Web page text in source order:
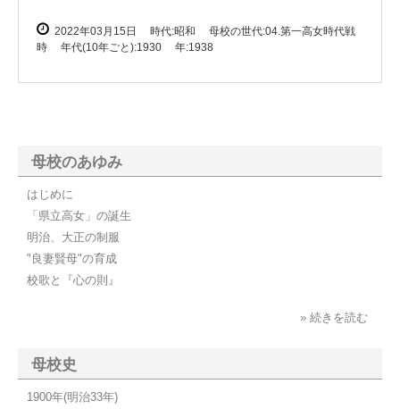
2022年03月15日 時代:昭和
母校の世代:04.第一高女時代戦
時
年代(10年ごと):1930 年:1938
母校のあゆみ
はじめに
「県立高女」の誕生
明治、大正の制服
"良妻賢母"の育成
校歌と『心の則』
» 続きを読む
母校史
1900年(明治33年)